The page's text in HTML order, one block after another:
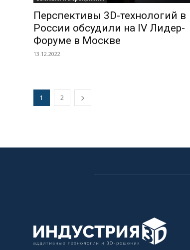
Перспективы 3D-технологий в
России обсудили на IV Лидер-
Форуме в Москве
13.12.2022
1 2